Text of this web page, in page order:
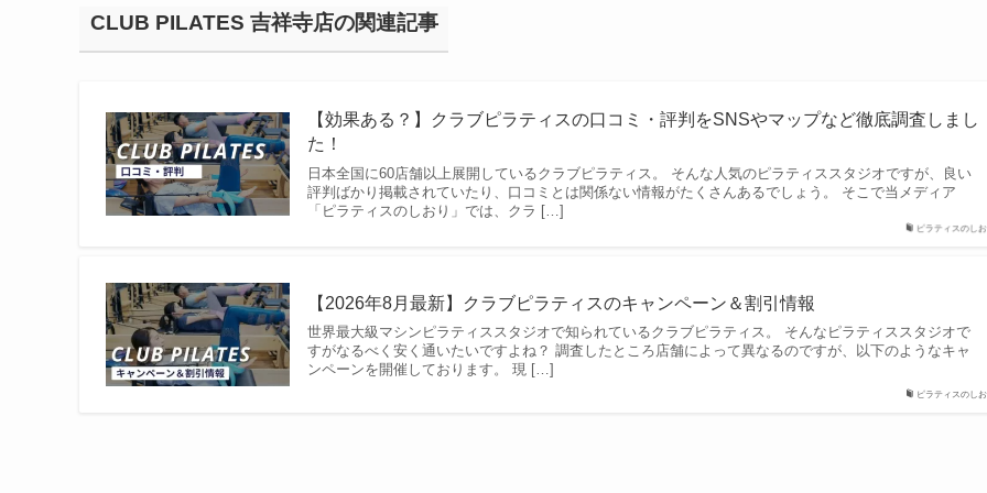
CLUB PILATES 吉祥寺店の関連記事
ピラティスのし
【効果ある？】クラブピラティスの口コミ・評判をSNSやマップなど徹底調査しまし
た！
日本全国に60店舗以上展開しているクラブピラティス。 そんな人気のピラティススタジオですが、良い
評判ばかり掲載されていたり、口コミとは関係ない情報がたくさんあるでしょう。 そこで当メディア
「ピラティスのしおり」では、クラ […]
ピラティスのし
【2026年8月最新】クラブピラティスのキャンペーン＆割引情報
世界最大級マシンピラティススタジオで知られているクラブピラティス。 そんなピラティススタジオで
すがなるべく安く通いたいですよね？ 調査したところ店舗によって異なるのですが、以下のようなキャ
ンペーンを開催しております。 現 […]